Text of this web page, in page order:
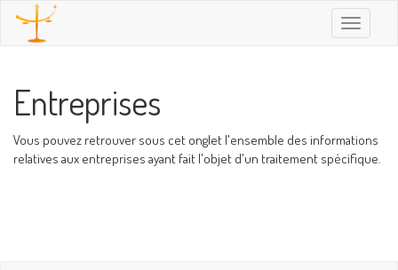
Toggle
Entreprises
Vous pouvez retrouver sous cet onglet l'ensemble des informations
relatives aux entreprises ayant fait l'objet d'un traitement spécifique.